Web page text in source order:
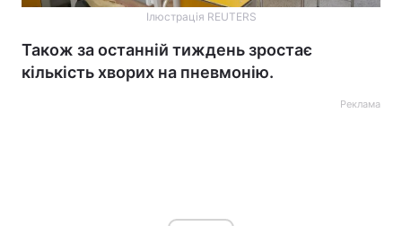
Ілюстрація REUTERS
Також за останній тиждень зростає
кількість хворих на пневмонію.
Реклама